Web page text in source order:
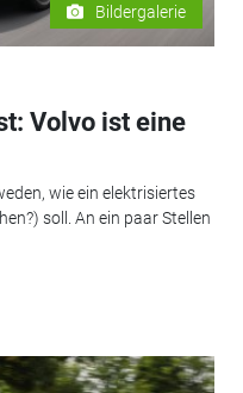
Bildergalerie
Volvo ist eine
wie ein elektrisiertes
soll. An ein paar Stellen